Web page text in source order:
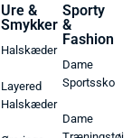
Ure &
Smykker
Halskæder
Layered
Halskæder
Sporty
&
Fashion
Dame
Sportssko
Dame